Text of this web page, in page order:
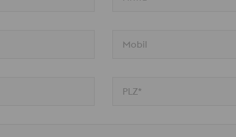
Mobil
PLZ*